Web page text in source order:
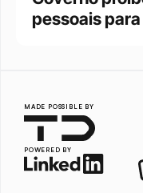
pessoais
MADE POSSIBLE BY
POWERED BY